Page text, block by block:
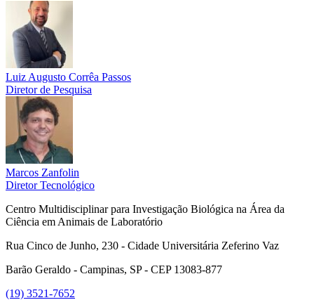
Luiz Augusto Corrêa Passos
Diretor de Pesquisa
Marcos Zanfolin
Diretor Tecnológico
Centro Multidisciplinar para Investigação Biológica na Área da
Ciência em Animais de Laboratório
Rua Cinco de Junho, 230 - Cidade Universitária Zeferino Vaz
Barão Geraldo - Campinas, SP - CEP 13083-877
(19) 3521-7652